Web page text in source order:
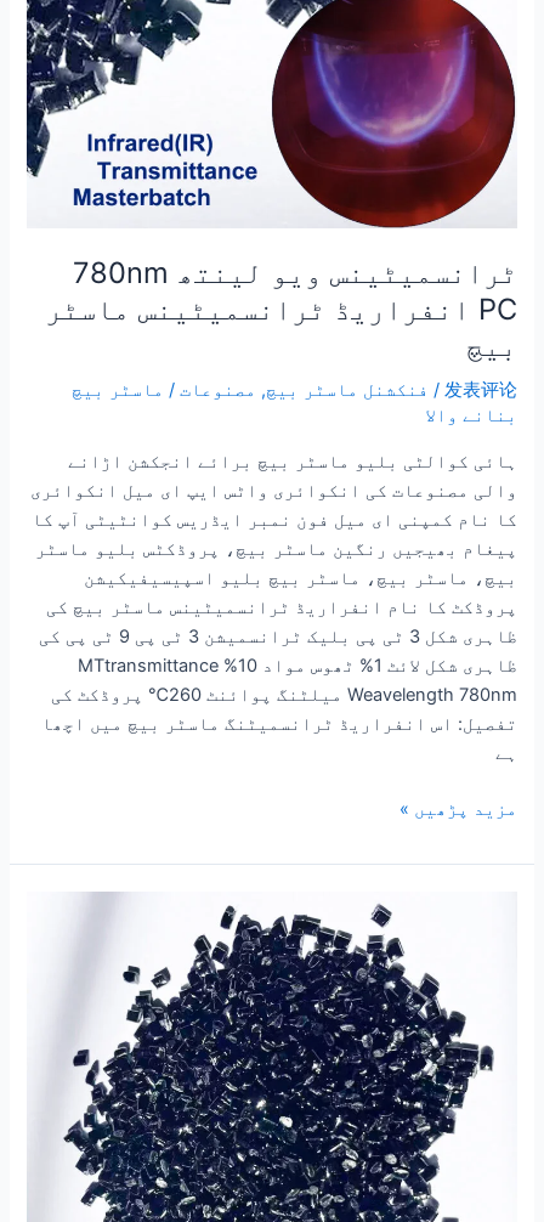
ٹرانسمیٹینس ویو لینتھ 780nm
PC انفراریڈ ٹرانسمیٹینس ماسٹر
بیچ
发表评论
/ فنکشنل ماسٹر بیچ, مصنوعات / ماسٹر بیچ
بنانے والا
ہائی کوالٹی بلیو ماسٹر بیچ برائے انجکشن اڑانے
والی مصنوعات کی انکوائری واٹس ایپ ای میل انکوائری
کا نام کمپنی ای میل فون نمبر ایڈریس کوانٹیٹی آپ کا
پیغام بھیجیں رنگین ماسٹر بیچ، پروڈکٹس بلیو ماسٹر
بیچ، ماسٹر بیچ، ماسٹر بیچ بلیو اسپیسیفیکیشن
پروڈکٹ کا نام انفراریڈ ٹرانسمیٹینس ماسٹر بیچ کی
ظاہری شکل 3 ٹی پی بلیک ٹرانسمیشن 3 ٹی پی 9 ٹی پی کی
ظاہری شکل لائٹ 1% ٹھوس مواد 10% MTtransmittance
Weavelength 780nm میلٹنگ پوائنٹ 260℃ پروڈکٹ کی
تفصیل: اس انفراریڈ ٹرانسمیٹنگ ماسٹر بیچ میں اچھا
ہے
مزید پڑھیں »